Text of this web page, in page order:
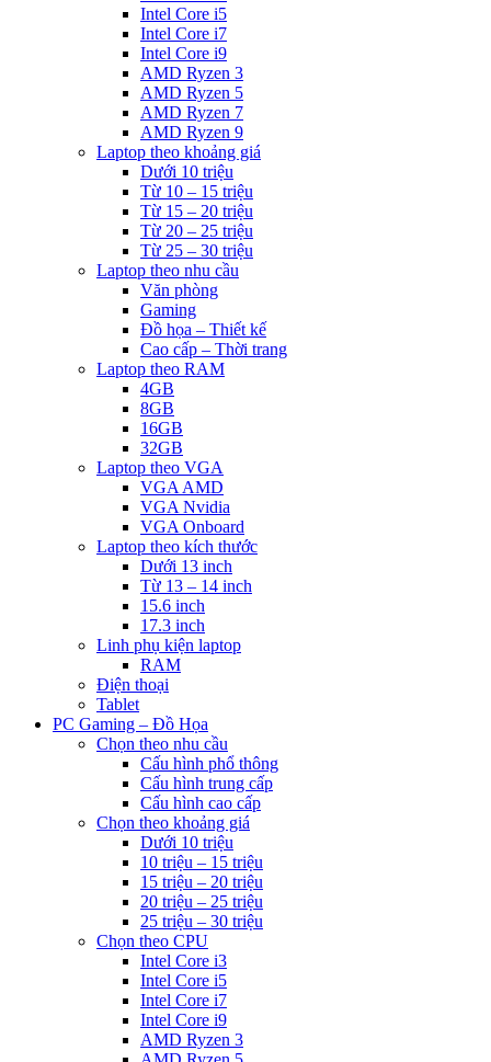
Intel Core i5
Intel Core i7
Intel Core i9
AMD Ryzen 3
AMD Ryzen 5
AMD Ryzen 7
AMD Ryzen 9
Laptop theo khoảng giá
Dưới 10 triệu
Từ 10 – 15 triệu
Từ 15 – 20 triệu
Từ 20 – 25 triệu
Từ 25 – 30 triệu
Laptop theo nhu cầu
Văn phòng
Gaming
Đồ họa – Thiết kế
Cao cấp – Thời trang
Laptop theo RAM
4GB
8GB
16GB
32GB
Laptop theo VGA
VGA AMD
VGA Nvidia
VGA Onboard
Laptop theo kích thước
Dưới 13 inch
Từ 13 – 14 inch
15.6 inch
17.3 inch
Linh phụ kiện laptop
RAM
Điện thoại
Tablet
PC Gaming – Đồ Họa
Chọn theo nhu cầu
Cấu hình phổ thông
Cấu hình trung cấp
Cấu hình cao cấp
Chọn theo khoảng giá
Dưới 10 triệu
10 triệu – 15 triệu
15 triệu – 20 triệu
20 triệu – 25 triệu
25 triệu – 30 triệu
Chọn theo CPU
Intel Core i3
Intel Core i5
Intel Core i7
Intel Core i9
AMD Ryzen 3